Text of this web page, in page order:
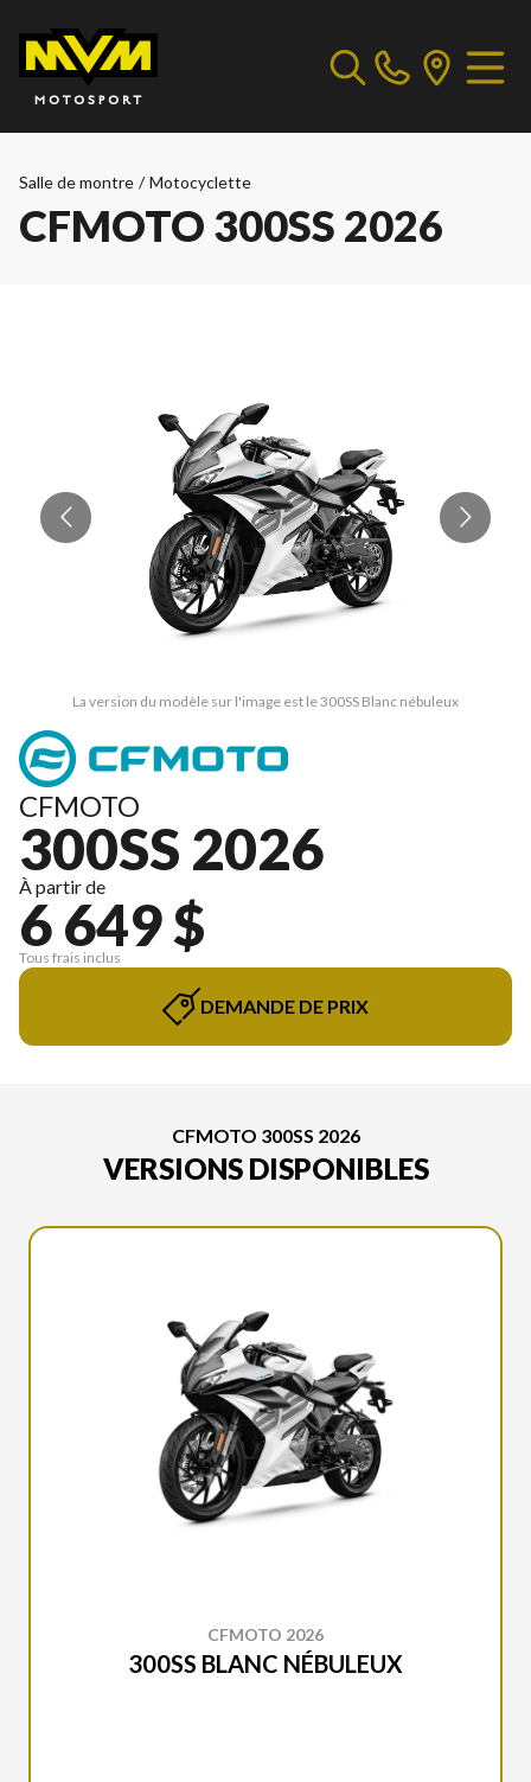
Salle de montre / Motocyclette
CFMOTO 300SS 2026
La version du modèle sur l'image est le 300SS Blanc nébuleux
CFMOTO
300SS 2026
À partir de
6 649 $
Tous frais inclus
DEMANDE DE PRIX
CFMOTO 300SS 2026
VERSIONS DISPONIBLES
CFMOTO 2026
300SS BLANC NÉBULEUX